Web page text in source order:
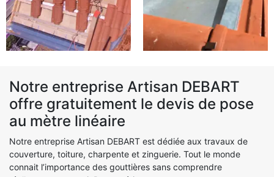
Notre entreprise Artisan DEBART
offre gratuitement le devis de pose
au mètre linéaire
Notre entreprise Artisan DEBART est dédiée aux travaux de
couverture, toiture, charpente et zinguerie. Tout le monde
connait l’importance des gouttières sans comprendre